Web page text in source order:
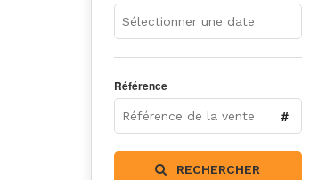
Référence
RECHERCHER